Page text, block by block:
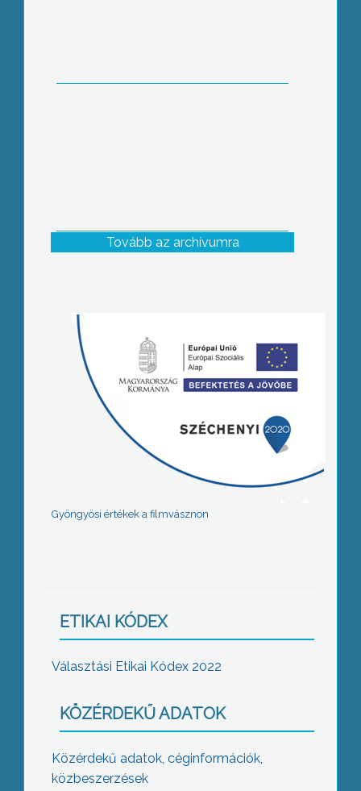
Tovább az archívumra
Gyöngyösi értékek a filmvásznon
ETIKAI KÓDEX
Választási Etikai Kódex 2022
KÖZÉRDEKŰ ADATOK
Közérdekű adatok, céginformációk,
közbeszerzések